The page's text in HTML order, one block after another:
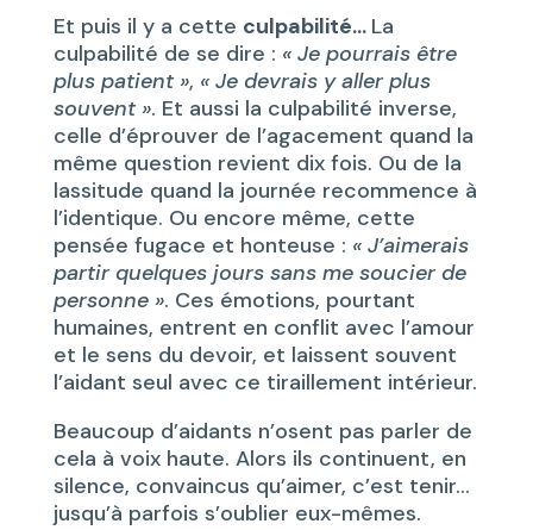
Et puis il y a cette culpabilité… La
culpabilité de se dire : « Je pourrais être
plus patient », « Je devrais y aller plus
souvent ». Et aussi la culpabilité inverse,
celle d’éprouver de l’agacement quand la
même question revient dix fois. Ou de la
lassitude quand la journée recommence à
l’identique. Ou encore même, cette
pensée fugace et honteuse : « J’aimerais
partir quelques jours sans me soucier de
personne ». Ces émotions, pourtant
humaines, entrent en conflit avec l’amour
et le sens du devoir, et laissent souvent
l’aidant seul avec ce tiraillement intérieur.
Beaucoup d’aidants n’osent pas parler de
cela à voix haute. Alors ils continuent, en
silence, convaincus qu’aimer, c’est tenir…
jusqu’à parfois s’oublier eux-mêmes.